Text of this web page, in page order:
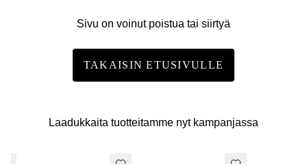
Sivu on voinut poistua tai siirtyä
TAKAISIN ETUSIVULLE
Laadukkaita tuotteitamme nyt kampanjassa